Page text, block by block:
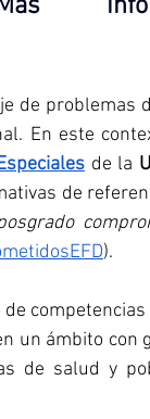
de problemas
En este
de la
de
).
un ámbito con
de salud y